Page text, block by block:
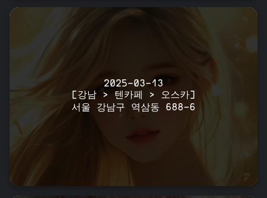
2025-03-13
[강남 > 텐카페 > 오스카]
서울 강남구 역삼동 688-6